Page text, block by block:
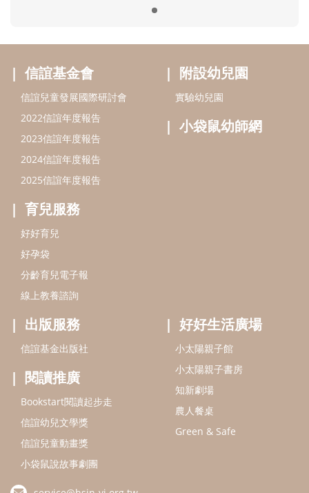
好孕袋
分齡育兒電子報
線上教養諮詢
出版服務
信誼基金出版社
閱讀推廣
Bookstart閱讀起步走
信誼幼兒文學獎
信誼兒童動畫獎
小袋鼠說故事劇團
service@hsin-yi.org.tw
信誼好好育兒
小太陽親子書房
(02)2396-5305轉2345 (週一～週五 9:00～18:00)
認識信誼 合作洽談 智慧財產權聲明
本網站建議使用IE9(含以上)或 Google Chrome 版本瀏覽器
信誼基金會/上誼文化實業股份有限公司 版權所有 ©